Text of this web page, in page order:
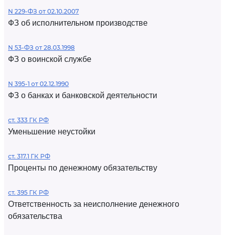
N 229-ФЗ от 02.10.2007
ФЗ об исполнительном производстве
N 53-ФЗ от 28.03.1998
ФЗ о воинской службе
N 395-1 от 02.12.1990
ФЗ о банках и банковской деятельности
ст. 333 ГК РФ
Уменьшение неустойки
ст. 317.1 ГК РФ
Проценты по денежному обязательству
ст. 395 ГК РФ
Ответственность за неисполнение денежного
обязательства